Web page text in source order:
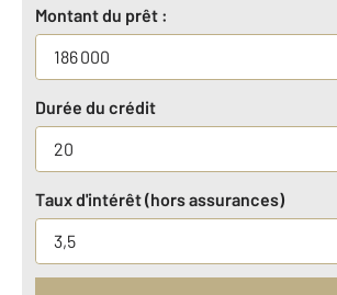
Montant du prêt :
Durée du crédit
Taux d'intérêt (hors assurances)